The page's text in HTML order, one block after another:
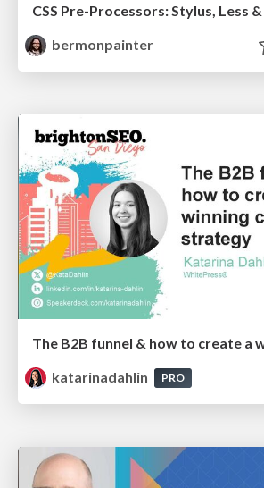
CSS Pre-Processors: Stylus, Less &
bermonpainter
katarinadahlin
PRO